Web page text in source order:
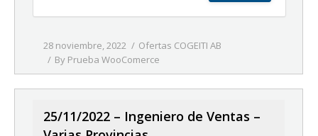
28 noviembre, 2022
Ofertas COGEITI AB
By Prueba WooComerce
25/11/2022 – Ingeniero de Ventas –